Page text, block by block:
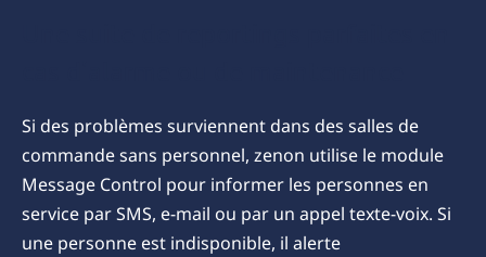
Si des problèmes surviennent dans des salles de
commande sans personnel, zenon utilise le module
Message Control pour informer les personnes en
service par SMS, e-mail ou par un appel texte-voix. Si
une personne est indisponible, il alerte